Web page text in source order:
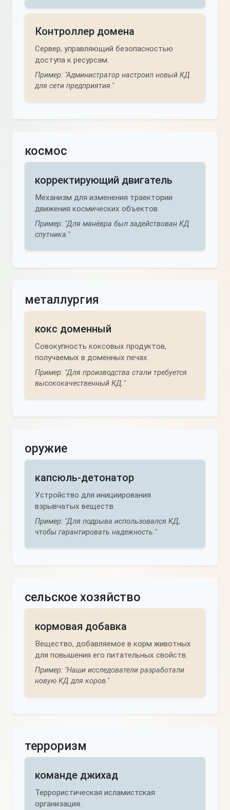
Контроллер домена
Сервер, управляющий безопасностью
доступа к ресурсам.
Пример: "Администратор настроил новый КД
для сети предприятия."
космос
корректирующий двигатель
Механизм для изменения траектории
движения космических объектов.
Пример: "Для манёвра был задействован КД
спутника."
металлургия
кокс доменный
Совокупность коксовых продуктов,
получаемых в доменных печах.
Пример: "Для производства стали требуется
высококачественный КД."
оружие
капсюль-детонатор
Устройство для инициирования
взрывчатых веществ.
Пример: "Для подрыва использовался КД,
чтобы гарантировать надежность."
сельское хозяйство
кормовая добавка
Вещество, добавляемое в корм животных
для повышения его питательных свойств.
Пример: "Наши исследователи разработали
новую КД для коров."
терроризм
команде джихад
Террористическая исламистская
организация.